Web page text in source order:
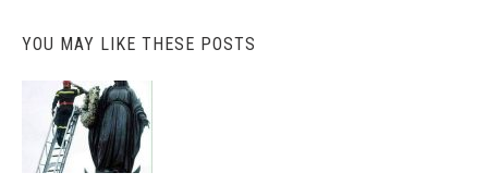
YOU MAY LIKE THESE POSTS